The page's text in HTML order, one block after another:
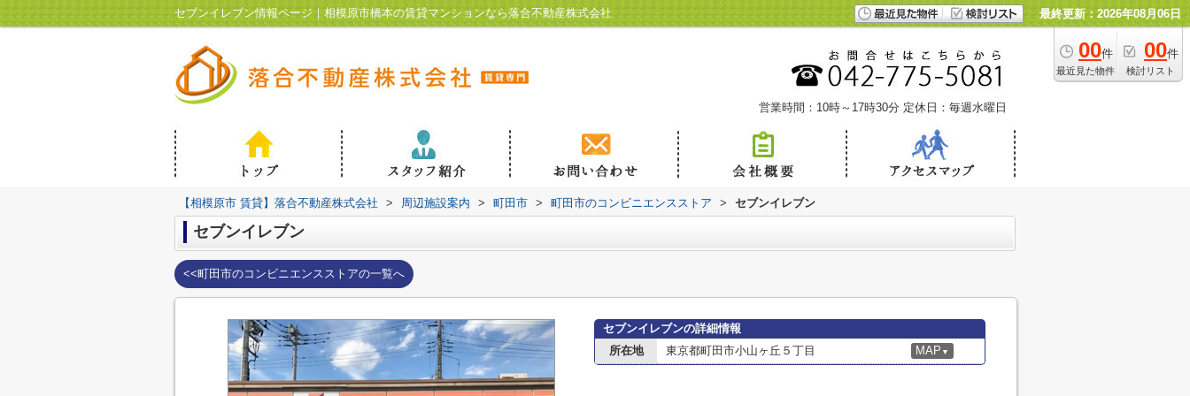
セブンイレブン情報ページ｜相模原市橋本の賃貸マンションなら落合不動産株式会社 最終更新：2026年08月06日
00件
最近見た物件
00件
検討リスト
営業時間：10時～17時30分 定休日：毎週水曜日
【相模原市 賃貸】落合不動産株式会社 > 周辺施設案内 > 町田市 > 町田市のコンビニエンスストア > セブンイレブン
セブンイレブン
<<町田市のコンビニエンスストアの一覧へ
セブンイレブンの詳細情報
所在地
東京都町田市小山ヶ丘５丁目 MAP ▼